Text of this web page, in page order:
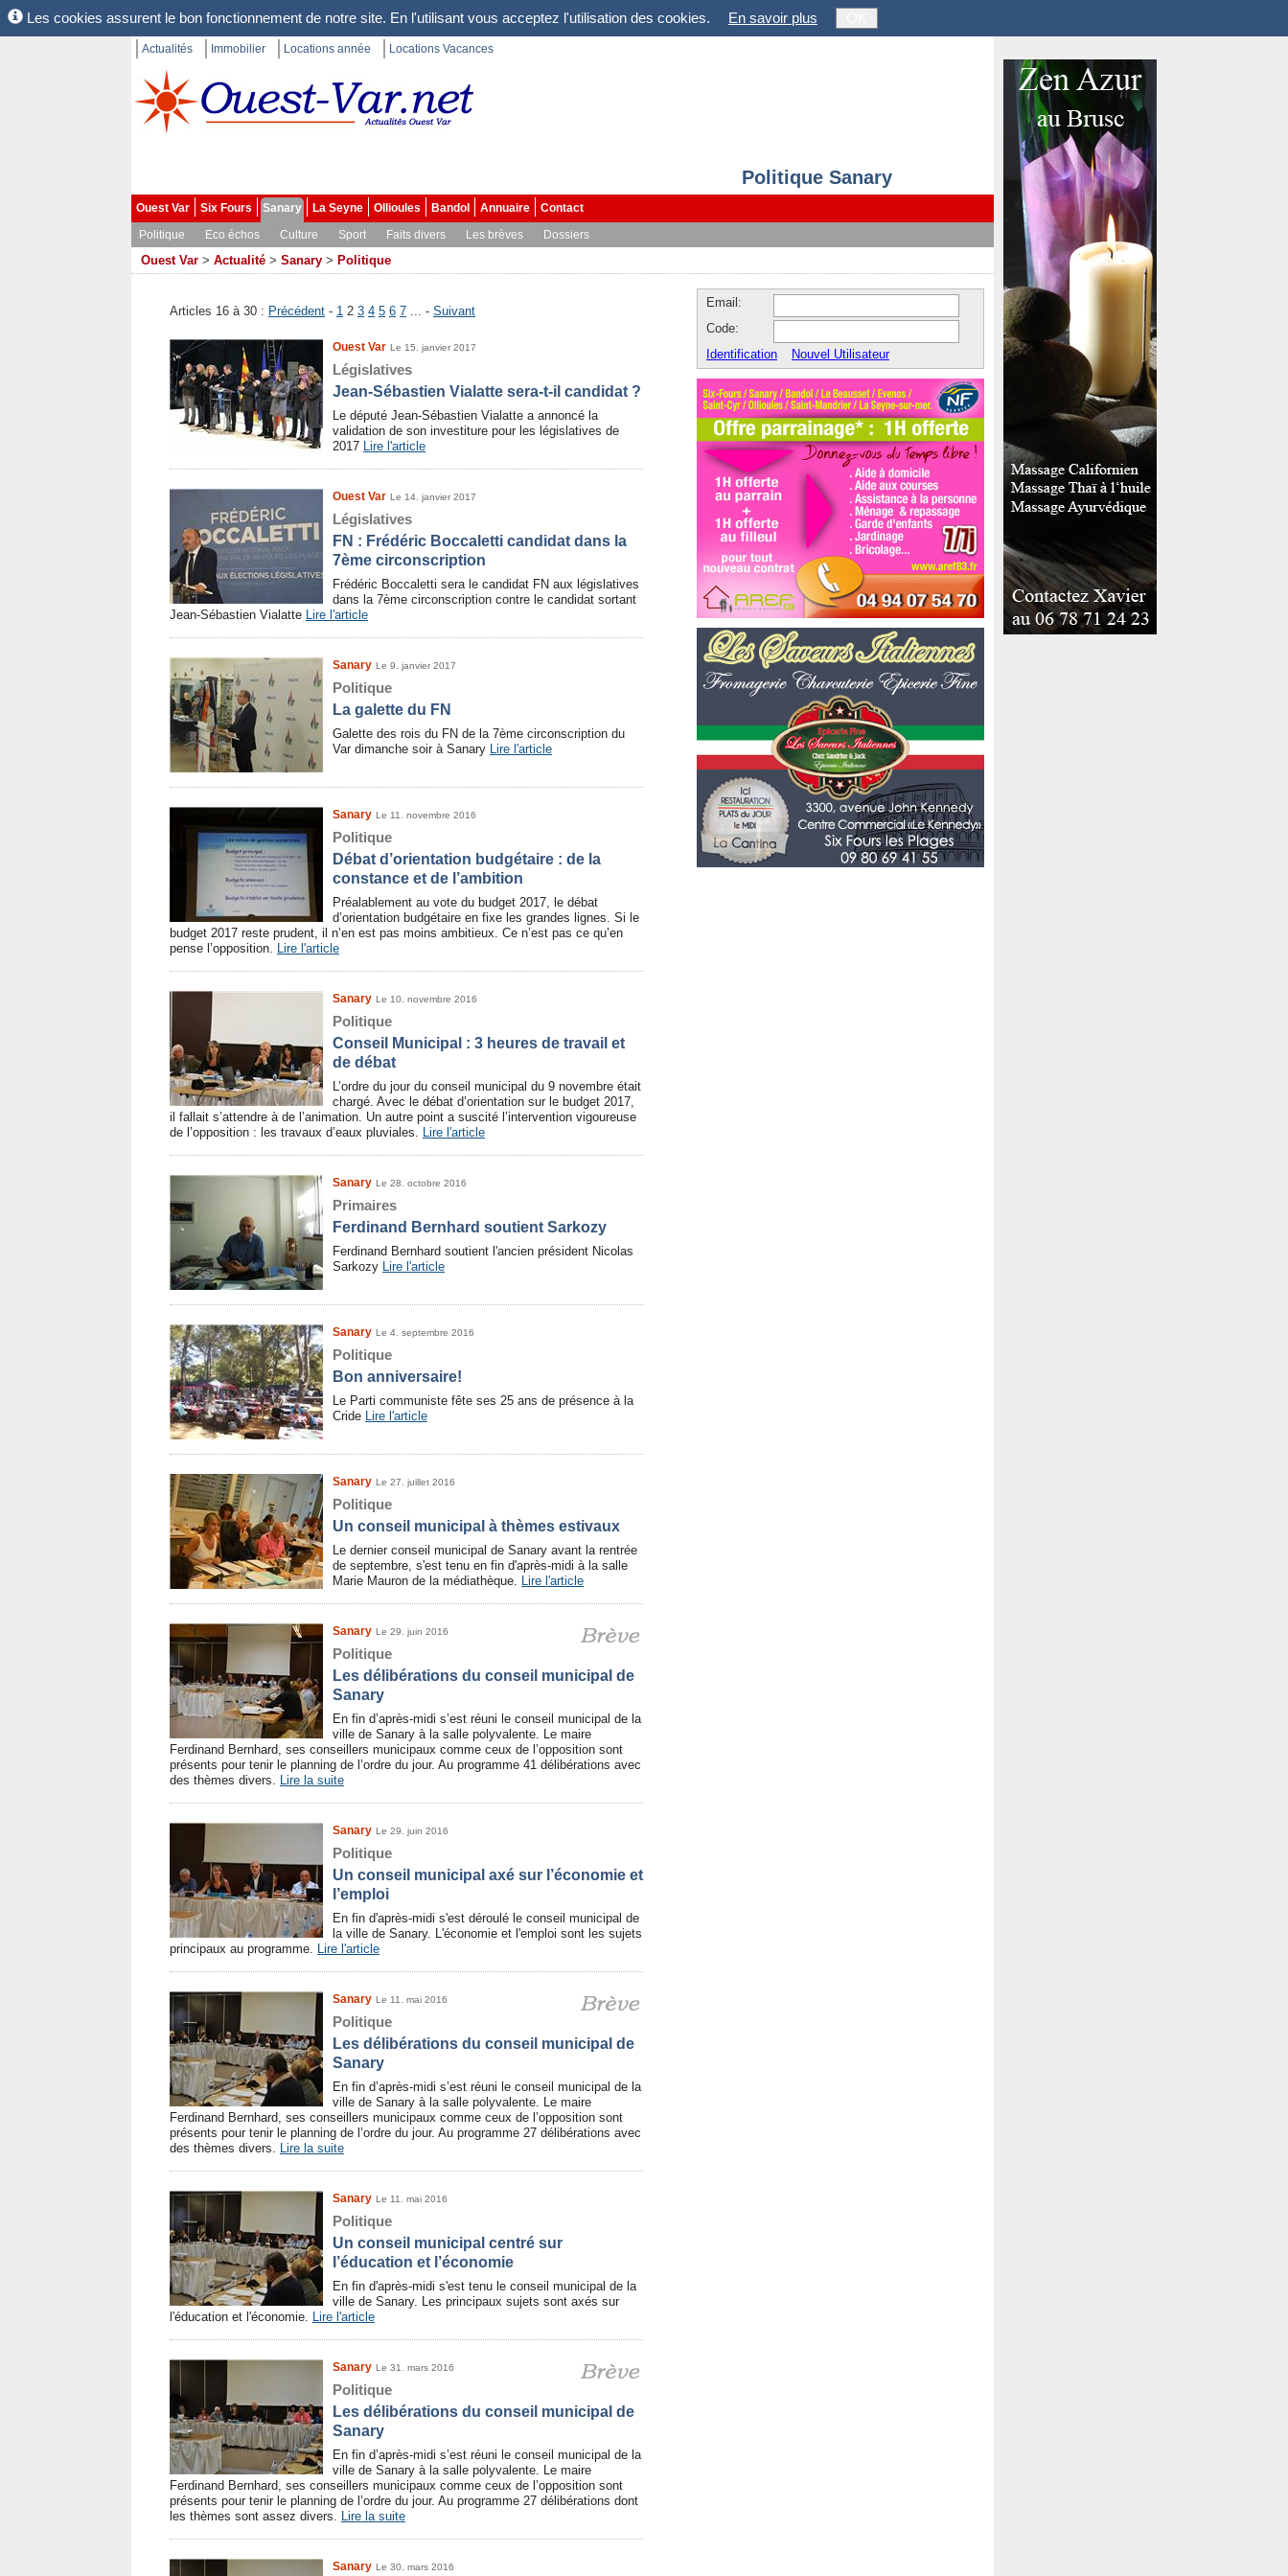
Les cookies assurent le bon fonctionnement de notre site. En l'utilisant vous acceptez l'utilisation des cookies. En savoir plus
Actualités Immobilier Locations année Locations Vacances
Politique Sanary
Ouest Var Six Fours Sanary La Seyne Ollioules Bandol Annuaire
Contact
Politique
Eco échos Culture Sport Faits divers Les brèves Dossiers
Ouest Var > Actualité > Sanary > Politique
Articles 16 à 30 : Précédent - 1 2 3 4 5 6 7 ... - Suivant
Ouest Var Le 15. janvier 2017
Législatives
Jean-Sébastien Vialatte sera-t-il candidat ?
Le député Jean-Sébastien Vialatte a annoncé la
validation de son investiture pour les législatives de
2017 Lire l'article
Ouest Var Le 14. janvier 2017
Législatives
FN : Frédéric Boccaletti candidat dans la
7ème circonscription
Frédéric Boccaletti sera le candidat FN aux législatives
dans la 7ème circonscription contre le candidat sortant
Jean-Sébastien Vialatte Lire l'article
Sanary Le 9. janvier 2017
Politique
La galette du FN
Galette des rois du FN de la 7ème circonscription du
Var dimanche soir à Sanary Lire l'article
Sanary Le 11. novembre 2016
Politique
Débat d’orientation budgétaire : de la
constance et de l’ambition
Préalablement au vote du budget 2017, le débat
d’orientation budgétaire en fixe les grandes lignes. Si le
budget 2017 reste prudent, il n’en est pas moins ambitieux. Ce n’est pas ce qu’en
pense l’opposition. Lire l'article
Sanary Le 10. novembre 2016
Politique
Conseil Municipal : 3 heures de travail et
de débat
L’ordre du jour du conseil municipal du 9 novembre était
chargé. Avec le débat d’orientation sur le budget 2017,
il fallait s’attendre à de l’animation. Un autre point a suscité l’intervention vigoureuse
de l’opposition : les travaux d’eaux pluviales. Lire l'article
Sanary Le 28. octobre 2016
Primaires
Ferdinand Bernhard soutient Sarkozy
Ferdinand Bernhard soutient l'ancien président Nicolas
Sarkozy Lire l'article
Sanary Le 4. septembre 2016
Politique
Bon anniversaire!
Le Parti communiste fête ses 25 ans de présence à la
Cride Lire l'article
Sanary Le 27. juillet 2016
Politique
Un conseil municipal à thèmes estivaux
Le dernier conseil municipal de Sanary avant la rentrée
de septembre, s'est tenu en fin d'après-midi à la salle
Marie Mauron de la médiathèque. Lire l'article
Sanary Le 29. juin 2016
Politique
Les délibérations du conseil municipal de
Sanary
En fin d’après-midi s’est réuni le conseil municipal de la
ville de Sanary à la salle polyvalente. Le maire
Ferdinand Bernhard, ses conseillers municipaux comme ceux de l’opposition sont
présents pour tenir le planning de l’ordre du jour. Au programme 41 délibérations avec
des thèmes divers. Lire la suite
Sanary Le 29. juin 2016
Politique
Un conseil municipal axé sur l’économie et
l’emploi
En fin d'après-midi s'est déroulé le conseil municipal de
la ville de Sanary. L'économie et l'emploi sont les sujets
principaux au programme. Lire l'article
Sanary Le 11. mai 2016
Politique
Les délibérations du conseil municipal de
Sanary
En fin d’après-midi s’est réuni le conseil municipal de la
ville de Sanary à la salle polyvalente. Le maire
Ferdinand Bernhard, ses conseillers municipaux comme ceux de l’opposition sont
présents pour tenir le planning de l’ordre du jour. Au programme 27 délibérations avec
des thèmes divers. Lire la suite
Sanary Le 11. mai 2016
Politique
Un conseil municipal centré sur
l’éducation et l’économie
En fin d'après-midi s'est tenu le conseil municipal de la
ville de Sanary. Les principaux sujets sont axés sur
l'éducation et l'économie. Lire l'article
Sanary Le 31. mars 2016
Politique
Les délibérations du conseil municipal de
Sanary
En fin d’après-midi s’est réuni le conseil municipal de la
ville de Sanary à la salle polyvalente. Le maire
Ferdinand Bernhard, ses conseillers municipaux comme ceux de l’opposition sont
présents pour tenir le planning de l’ordre du jour. Au programme 27 délibérations dont
les thèmes sont assez divers. Lire la suite
Sanary Le 30. mars 2016
Email:
Code:
Identification
Nouvel Utilisateur